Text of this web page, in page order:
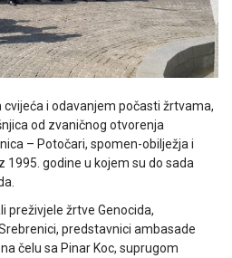
i odavanjem počasti žrtvama,
od zvaničnog otvorenja
– Potočari, spomen-obilježja i
1995. godine u kojem su do sada
preživjele žrtve Genocida,
predstavnici ambasade
čelu sa Pinar Koc, suprugom